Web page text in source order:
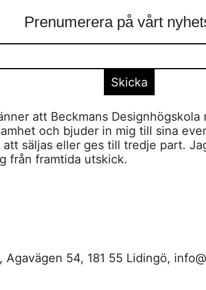
Prenumerera på vårt
att Beckmans Designhögskola
och bjuder in mig till sina
säljas eller ges till tredje part.
från framtida utskick.
54, 181 55 Lidingö,